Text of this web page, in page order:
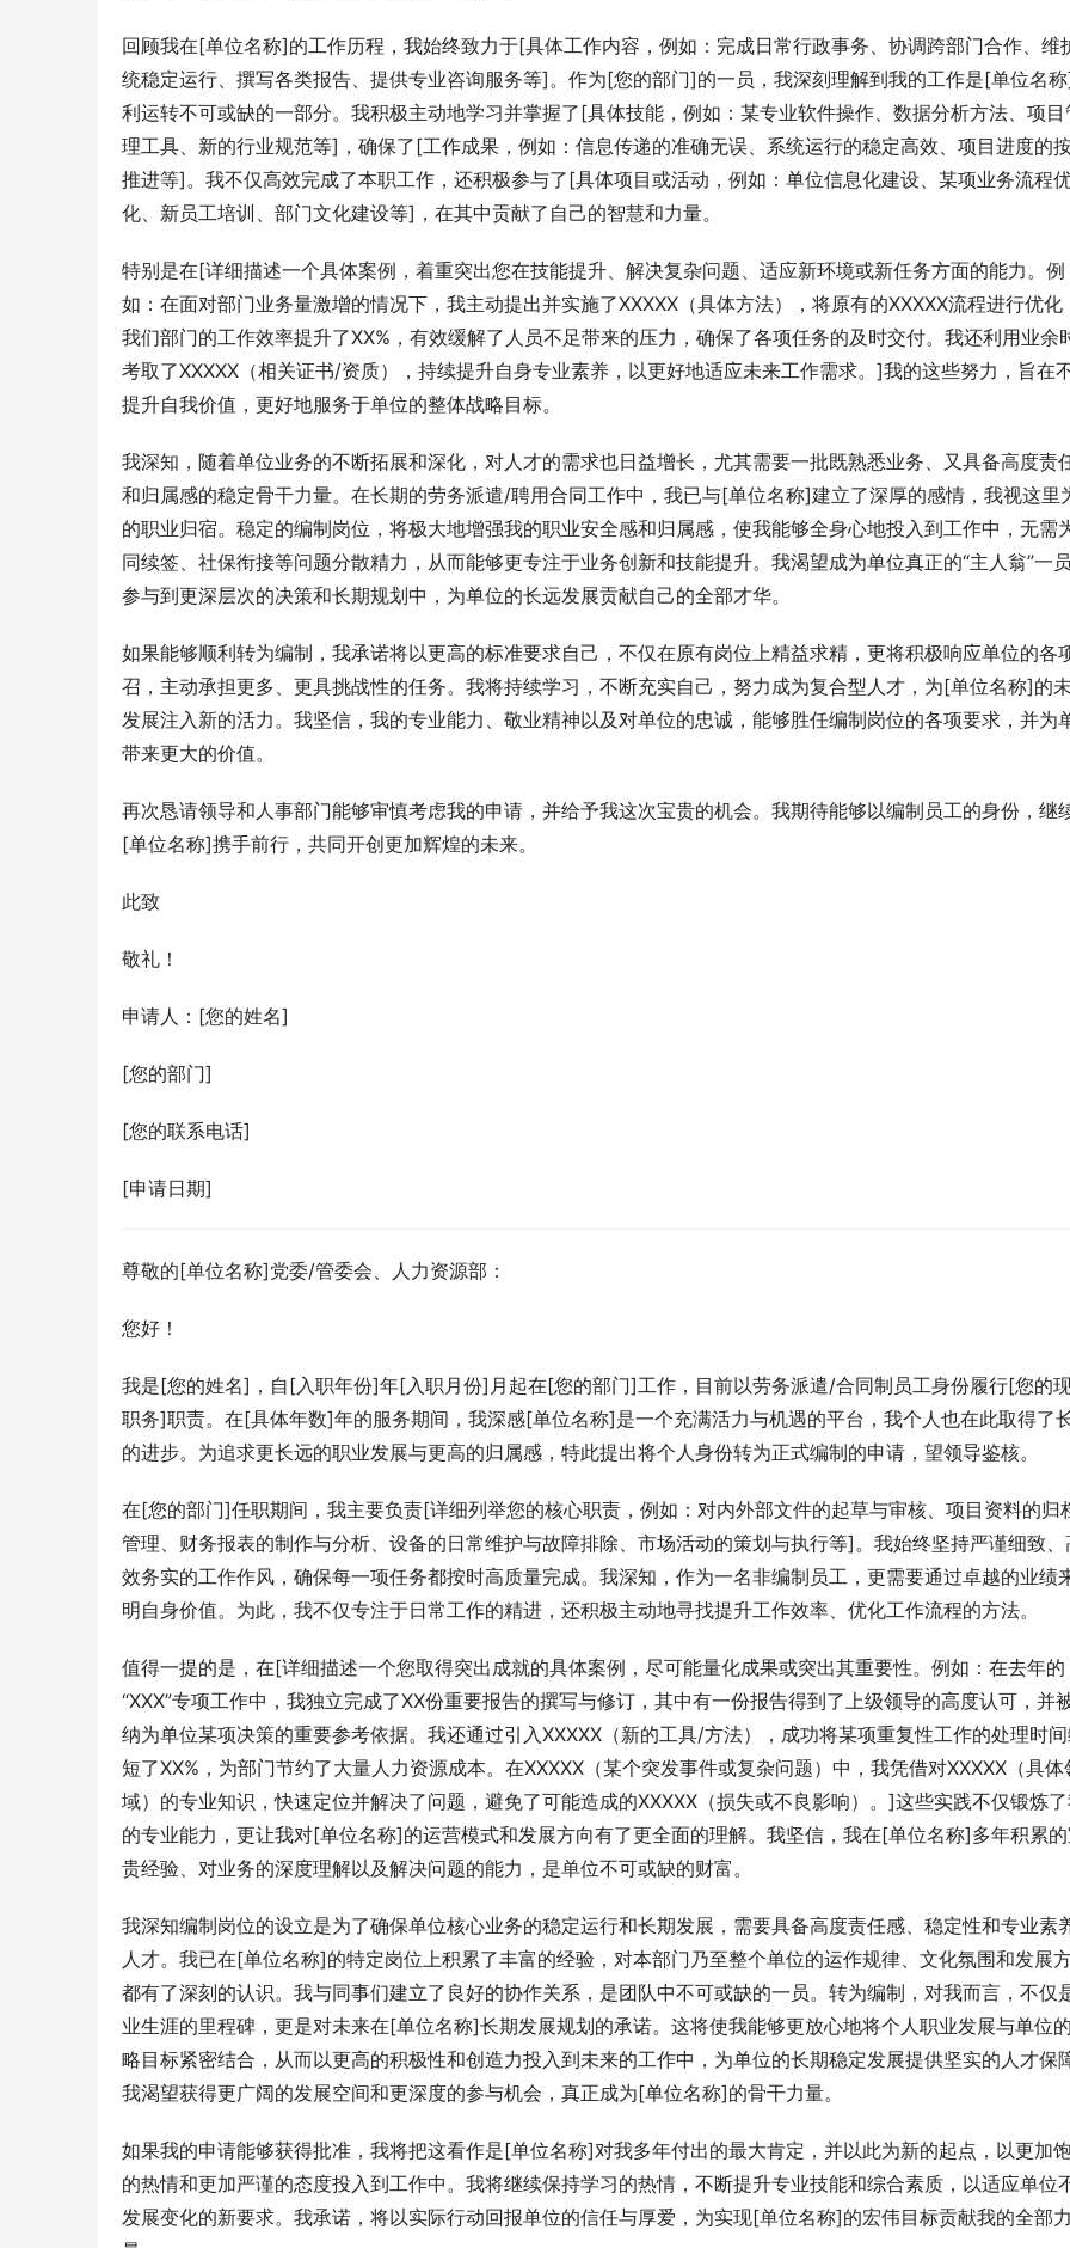
回顾我在[单位名称]的工作历程，我始终致力于[具体工作内容，例如：完成日常行政事务、协调跨部门合作、维
统稳定运行、撰写各类报告、提供专业咨询服务等]。作为[您的部门]的一员，我深刻理解到我的工作是[单位名
利运转不可或缺的一部分。我积极主动地学习并掌握了[具体技能，例如：某专业软件操作、数据分析方法、项目
理工具、新的行业规范等]，确保了[工作成果，例如：信息传递的准确无误、系统运行的稳定高效、项目进度的
推进等]。我不仅高效完成了本职工作，还积极参与了[具体项目或活动，例如：单位信息化建设、某项业务流程
化、新员工培训、部门文化建设等]，在其中贡献了自己的智慧和力量。
特别是在[详细描述一个具体案例，着重突出您在技能提升、解决复杂问题、适应新环境或新任务方面的能力。例
如：在面对部门业务量激增的情况下，我主动提出并实施了XXXXX（具体方法），将原有的XXXXX流程进行优化
我们部门的工作效率提升了XX%，有效缓解了人员不足带来的压力，确保了各项任务的及时交付。我还利用业余
考取了XXXXX（相关证书/资质），持续提升自身专业素养，以更好地适应未来工作需求。]我的这些努力，旨在
提升自我价值，更好地服务于单位的整体战略目标。
我深知，随着单位业务的不断拓展和深化，对人才的需求也日益增长，尤其需要一批既熟悉业务、又具备高度责
和归属感的稳定骨干力量。在长期的劳务派遣/聘用合同工作中，我已与[单位名称]建立了深厚的感情，我视这里
的职业归宿。稳定的编制岗位，将极大地增强我的职业安全感和归属感，使我能够全身心地投入到工作中，无需
同续签、社保衔接等问题分散精力，从而能够更专注于业务创新和技能提升。我渴望成为单位真正的“主人翁”一员
参与到更深层次的决策和长期规划中，为单位的长远发展贡献自己的全部才华。
如果能够顺利转为编制，我承诺将以更高的标准要求自己，不仅在原有岗位上精益求精，更将积极响应单位的各
召，主动承担更多、更具挑战性的任务。我将持续学习，不断充实自己，努力成为复合型人才，为[单位名称]的
发展注入新的活力。我坚信，我的专业能力、敬业精神以及对单位的忠诚，能够胜任编制岗位的各项要求，并为
带来更大的价值。
再次恳请领导和人事部门能够审慎考虑我的申请，并给予我这次宝贵的机会。我期待能够以编制员工的身份，继
[单位名称]携手前行，共同开创更加辉煌的未来。
此致
敬礼！
申请人：[您的姓名]
[您的部门]
[您的联系电话]
[申请日期]
尊敬的[单位名称]党委/管委会、人力资源部：
您好！
我是[您的姓名]，自[入职年份]年[入职月份]月起在[您的部门]工作，目前以劳务派遣/合同制员工身份履行[您的
职务]职责。在[具体年数]年的服务期间，我深感[单位名称]是一个充满活力与机遇的平台，我个人也在此取得了
的进步。为追求更长远的职业发展与更高的归属感，特此提出将个人身份转为正式编制的申请，望领导鉴核。
在[您的部门]任职期间，我主要负责[详细列举您的核心职责，例如：对内外部文件的起草与审核、项目资料的归
管理、财务报表的制作与分析、设备的日常维护与故障排除、市场活动的策划与执行等]。我始终坚持严谨细致、
效务实的工作作风，确保每一项任务都按时高质量完成。我深知，作为一名非编制员工，更需要通过卓越的业绩
明自身价值。为此，我不仅专注于日常工作的精进，还积极主动地寻找提升工作效率、优化工作流程的方法。
值得一提的是，在[详细描述一个您取得突出成就的具体案例，尽可能量化成果或突出其重要性。例如：在去年的
“XXX”专项工作中，我独立完成了XX份重要报告的撰写与修订，其中有一份报告得到了上级领导的高度认可，并
纳为单位某项决策的重要参考依据。我还通过引入XXXXX（新的工具/方法），成功将某项重复性工作的处理时
短了XX%，为部门节约了大量人力资源成本。在XXXXX（某个突发事件或复杂问题）中，我凭借对XXXXX（具体
域）的专业知识，快速定位并解决了问题，避免了可能造成的XXXXX（损失或不良影响）。]这些实践不仅锻炼
的专业能力，更让我对[单位名称]的运营模式和发展方向有了更全面的理解。我坚信，我在[单位名称]多年积累
贵经验、对业务的深度理解以及解决问题的能力，是单位不可或缺的财富。
我深知编制岗位的设立是为了确保单位核心业务的稳定运行和长期发展，需要具备高度责任感、稳定性和专业素
人才。我已在[单位名称]的特定岗位上积累了丰富的经验，对本部门乃至整个单位的运作规律、文化氛围和发展
都有了深刻的认识。我与同事们建立了良好的协作关系，是团队中不可或缺的一员。转为编制，对我而言，不仅
业生涯的里程碑，更是对未来在[单位名称]长期发展规划的承诺。这将使我能够更放心地将个人职业发展与单位
略目标紧密结合，从而以更高的积极性和创造力投入到未来的工作中，为单位的长期稳定发展提供坚实的人才保障
我渴望获得更广阔的发展空间和更深度的参与机会，真正成为[单位名称]的骨干力量。
如果我的申请能够获得批准，我将把这看作是[单位名称]对我多年付出的最大肯定，并以此为新的起点，以更加
的热情和更加严谨的态度投入到工作中。我将继续保持学习的热情，不断提升专业技能和综合素质，以适应单位
发展变化的新要求。我承诺，将以实际行动回报单位的信任与厚爱，为实现[单位名称]的宏伟目标贡献我的全部力